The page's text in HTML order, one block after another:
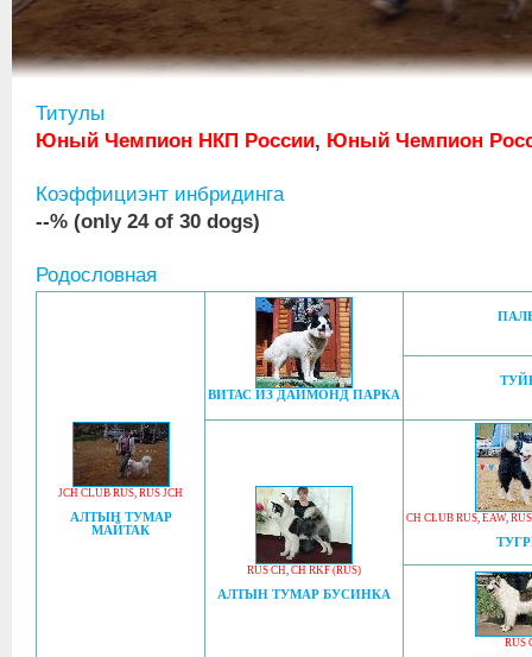
Титулы
Юный Чемпион НКП России, Юный Чемпион
Коэффициэнт инбридинга
--% (only 24 of 30 dogs)
Родословная
JCH CLUB RUS, RUS JCH
АЛТЫН ТУМАР
МАЙТАК
ВИТАС ИЗ ДАЙМОНД ПАРКА
RUS CH, CH RKF (RUS)
АЛТЫН ТУМАР БУСИНКА
CH CLUB RUS, EAW,
RUS